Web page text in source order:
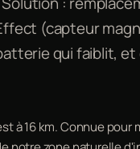
(capteur
qui faiblit, et
à 16 km. Connue pour